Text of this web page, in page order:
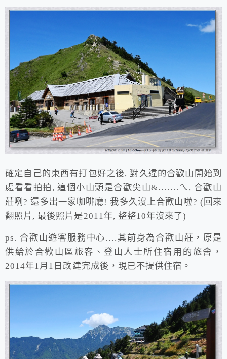
確定自己的東西有打包好之後, 對久違的合歡山開始到
處看看拍拍, 這個小山頭是合歡尖山&…….ㄟ, 合歡山
莊咧? 還多出一家咖啡廳! 我多久沒上合歡山啦? (回來
翻照片, 最後照片是2011年, 整整10年沒來了)
ps. 合歡山遊客服務中心….其前身為合歡山莊，原是
供給於合歡山區旅客、登山人士所住宿用的旅舍，
2014年1月1日改建完成後，現已不提供住宿。